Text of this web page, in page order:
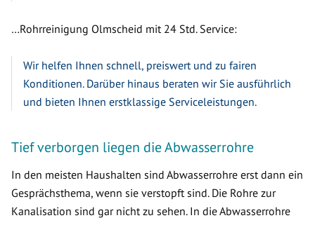
…Rohrreinigung Olmscheid mit 24 Std. Service:
Wir helfen Ihnen schnell, preiswert und zu fairen
Konditionen. Darüber hinaus beraten wir Sie ausführlich
und bieten Ihnen erstklassige Serviceleistungen.
Tief verborgen liegen die Abwasserrohre
In den meisten Haushalten sind Abwasserrohre erst dann ein
Gesprächsthema, wenn sie verstopft sind. Die Rohre zur
Kanalisation sind gar nicht zu sehen. In die Abwasserrohre